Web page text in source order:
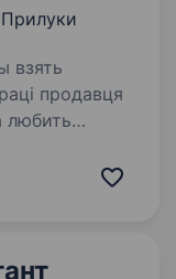
Прилуки
взять
любить